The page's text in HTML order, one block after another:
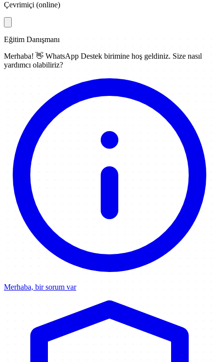
Çevrimiçi (online)
Eğitim Danışmanı
Merhaba! 👋 WhatsApp Destek birimine hoş geldiniz. Size nasıl
yardımcı olabiliriz?
Merhaba, bir sorum var